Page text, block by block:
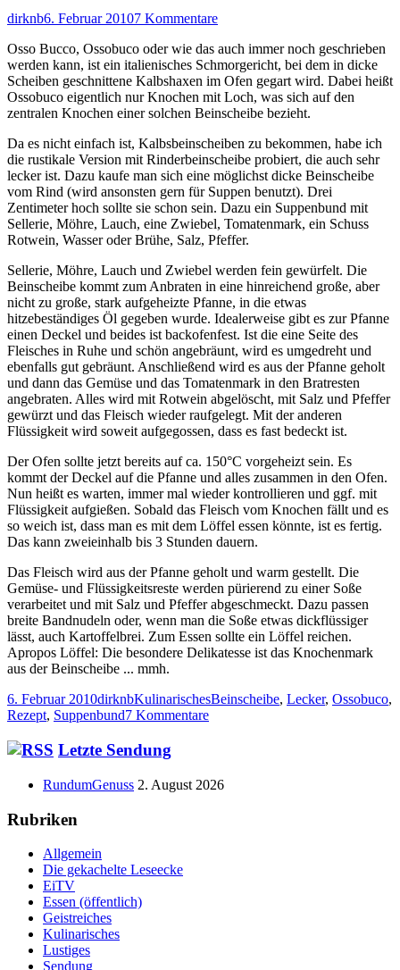
Autor
dirknbVeröffentlicht
6. Februar 20107 Kommentarezu
rustica
Osso Bucco, Ossobuco oder wie das auch immer noch geschrieben
werden kann, ist ein italienisches Schmorgericht, bei dem in dicke
Scheiben geschnittene Kalbshaxen im Ofen gegart wird. Dabei heißt
Ossobuco eigentlich nur Knochen mit Loch, was sich auf den
zentralen Knochen einer solchen Beinscheibe bezieht.
Da es nicht einfach ist, Kalbsbeinscheiben zu bekommen, habe ich
die rustikale Version mit Rinderbeinscheibe probiert, die auch sehr
lecker ist. Dazu kaufe man sich eine möglichst dicke Beinscheibe
vom Rind (wird ansonsten gern für Suppen benutzt). Drei
Zentimeter hoch sollte sie schon sein. Dazu ein Suppenbund mit
Sellerie, Möhre, Lauch, eine Zwiebel, Tomatenmark, ein Schuss
Rotwein, Wasser oder Brühe, Salz, Pfeffer.
Sellerie, Möhre, Lauch und Zwiebel werden fein gewürfelt. Die
Beinscheibe kommt zum Anbraten in eine hinreichend große, aber
nicht zu große, stark aufgeheizte Pfanne, in die etwas
hitzebeständiges Öl gegeben wurde. Idealerweise gibt es zur Pfanne
einen Deckel und beides ist backofenfest. Ist die eine Seite des
Fleisches in Ruhe und schön angebräunt, wird es umgedreht und
ebenfalls gut gebräunt. Anschließend wird es aus der Pfanne geholt
und dann das Gemüse und das Tomatenmark in den Bratresten
angebraten. Alles wird mit Rotwein abgelöscht, mit Salz und Pfeffer
gewürzt und das Fleisch wieder raufgelegt. Mit der anderen
Flüssigkeit wird soweit aufgegossen, dass es fast bedeckt ist.
Der Ofen sollte jetzt bereits auf ca. 150°C vorgeheizt sein. Es
kommt der Deckel auf die Pfanne und alles zusammen in den Ofen.
Nun heißt es warten, immer mal wieder kontrollieren und ggf. mit
Flüssigkeit aufgießen. Sobald das Fleisch vom Knochen fällt und es
so weich ist, dass man es mit dem Löffel essen könnte, ist es fertig.
Das kann zweieinhalb bis 3 Stunden dauern.
Das Fleisch wird aus der Pfanne geholt und warm gestellt. Die
Gemüse- und Flüssigkeitsreste werden pürierend zu einer Soße
verarbeitet und mit Salz und Pfeffer abgeschmeckt. Dazu passen
breite Bandnudeln oder, wenn man die Soße etwas dickflüssiger
lässt, auch Kartoffelbrei. Zum Essen sollte ein Löffel reichen.
Apropos Löffel: Die besondere Delikatesse ist das Knochenmark
aus der Beinscheibe ... mmh.
Veröffentlicht
am
6. Februar 2010Autor
dirknbKategorien
KulinarischesSchlagwörter
Beinscheibe, Lecker, Ossobuco,
Rezept, Suppenbund7 Kommentarezu
Haupt-
Seitenleiste
Letzte Sendung
RundumGenuss 2. August 2026
Rubriken
Allgemein
Die gekachelte Leseecke
EiTV
Essen (öffentlich)
Geistreiches
Kulinarisches
Lustiges
Sendung